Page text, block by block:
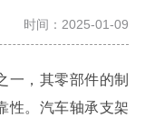
时间：2025-01-09
一，其零部件的制
性。汽车轴承支架